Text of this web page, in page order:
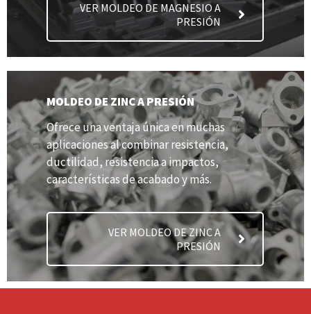
VER MOLDEO DE MAGNESIO A
PRESIÓN
MOLDEO DE ZINC A PRESIÓN
Ofrece una ventaja única en muchas
aplicaciones al combinar resistencia,
ductilidad, resistencia a impactos,
características de acabado y más.
VER MOLDEO DE ZINC A
PRESIÓN